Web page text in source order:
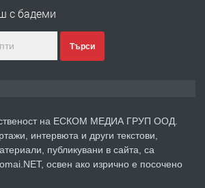
преди 1 година
Уроци по Математика
с бадеми
Търси
на ЕСКОМ МЕДИА ГРУП ООД.
интервюта и други текстови,
публикувани в сайта, са
освен ако изрично е посочено